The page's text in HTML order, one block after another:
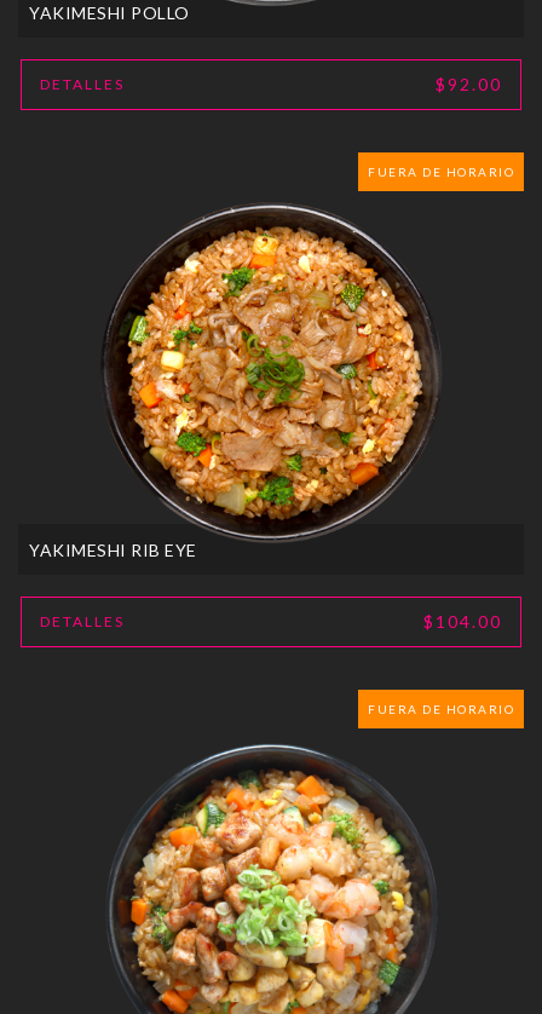
YAKIMESHI POLLO
DETALLES $92.00
FUERA DE HORARIO
YAKIMESHI RIB EYE
DETALLES $104.00
FUERA DE HORARIO